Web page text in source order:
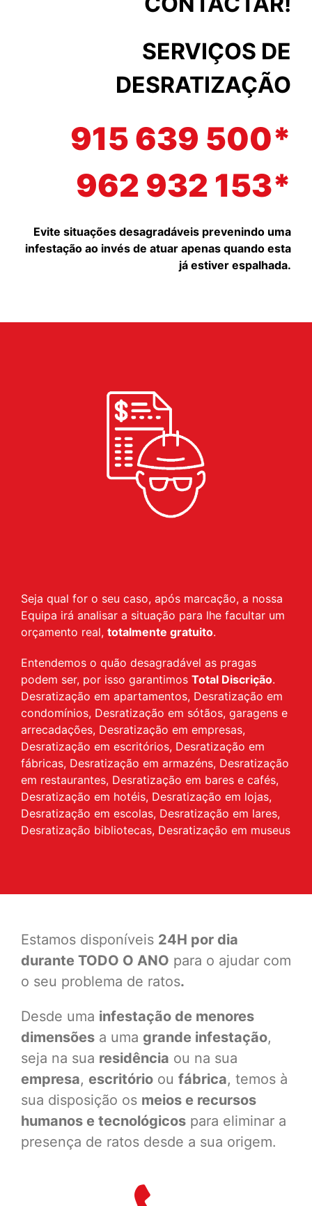
SERVIÇOS DE
DESRATIZAÇÃO
915 639 500*
962 932 153*
Evite situações desagradáveis prevenindo uma
infestação ao invés de atuar apenas quando esta
já estiver espalhada.
Seja qual for o seu caso, após marcação, a nossa
Equipa irá analisar a situação para lhe facultar um
orçamento real, totalmente gratuito.
Entendemos o quão desagradável as pragas
podem ser, por isso garantimos Total Discrição.
Desratização em apartamentos, Desratização em
condomínios, Desratização em sótãos, garagens e
arrecadações, Desratização em empresas,
Desratização em escritórios, Desratização em
fábricas, Desratização em armazéns, Desratização
em restaurantes, Desratização em bares e cafés,
Desratização em hotéis, Desratização em lojas,
Desratização em escolas, Desratização em lares,
Desratização bibliotecas, Desratização em museus
Estamos disponíveis 24H por dia
durante TODO O ANO para o ajudar com
o seu problema de ratos.
Desde uma infestação de menores
dimensões a uma grande infestação,
seja na sua residência ou na sua
empresa, escritório ou fábrica, temos à
sua disposição os meios e recursos
humanos e tecnológicos para eliminar a
presença de ratos desde a sua origem.